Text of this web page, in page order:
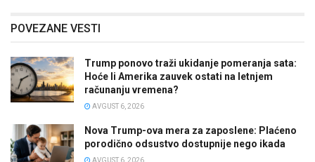
POVEZANE VESTI
Trump ponovo traži ukidanje pomeranja sata:
Hoće li Amerika zauvek ostati na letnjem
računanju vremena?
AVGUST 6, 2026
Nova Trump-ova mera za zaposlene: Plaćeno
porodično odsustvo dostupnije nego ikada